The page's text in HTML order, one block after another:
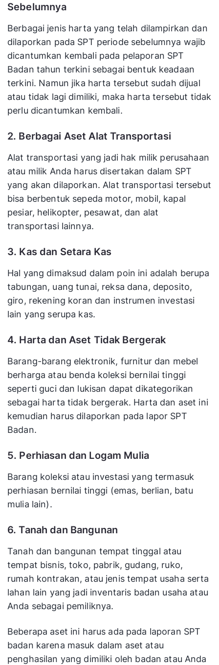
Sebelumnya
Berbagai jenis harta yang telah dilampirkan dan
dilaporkan pada SPT periode sebelumnya wajib
dicantumkan kembali pada pelaporan SPT
Badan tahun terkini sebagai bentuk keadaan
terkini. Namun jika harta tersebut sudah dijual
atau tidak lagi dimiliki, maka harta tersebut tidak
perlu dicantumkan kembali.
2. Berbagai Aset Alat Transportasi
Alat transportasi yang jadi hak milik perusahaan
atau milik Anda harus disertakan dalam SPT
yang akan dilaporkan. Alat transportasi tersebut
bisa berbentuk sepeda motor, mobil, kapal
pesiar, helikopter, pesawat, dan alat
transportasi lainnya.
3. Kas dan Setara Kas
Hal yang dimaksud dalam poin ini adalah berupa
tabungan, uang tunai, reksa dana, deposito,
giro, rekening koran dan instrumen investasi
lain yang serupa kas.
4. Harta dan Aset Tidak Bergerak
Barang-barang elektronik, furnitur dan mebel
berharga atau benda koleksi bernilai tinggi
seperti guci dan lukisan dapat dikategorikan
sebagai harta tidak bergerak. Harta dan aset ini
kemudian harus dilaporkan pada lapor SPT
Badan.
5. Perhiasan dan Logam Mulia
Barang koleksi atau investasi yang termasuk
perhiasan bernilai tinggi (emas, berlian, batu
mulia lain).
6. Tanah dan Bangunan
Tanah dan bangunan tempat tinggal atau
tempat bisnis, toko, pabrik, gudang, ruko,
rumah kontrakan, atau jenis tempat usaha serta
lahan lain yang jadi inventaris badan usaha atau
Anda sebagai pemiliknya.
Beberapa aset ini harus ada pada laporan SPT
badan karena masuk dalam aset atau
penghasilan yang dimiliki oleh badan atau Anda